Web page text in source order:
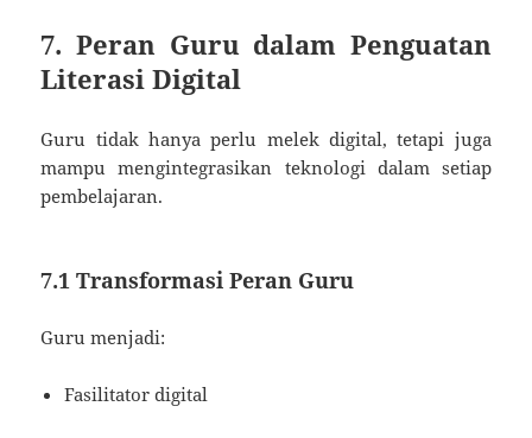
7. Peran Guru dalam Penguatan
Literasi Digital
Guru tidak hanya perlu melek digital, tetapi juga
mampu mengintegrasikan teknologi dalam setiap
pembelajaran.
7.1 Transformasi Peran Guru
Guru menjadi:
Fasilitator digital